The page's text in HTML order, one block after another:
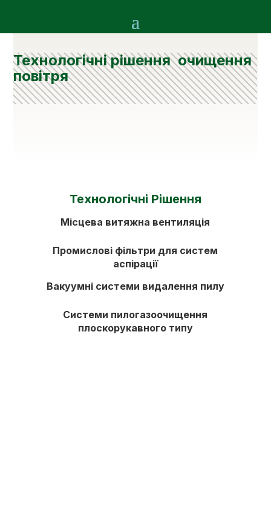
Технологічні рішення очищення
повітря
Технологічні Рішення
Місцева витяжна вентиляція
Промислові фільтри для систем
аспірації
Вакуумні системи видалення пилу
Системи пилогазоочищення
плоскорукавного типу